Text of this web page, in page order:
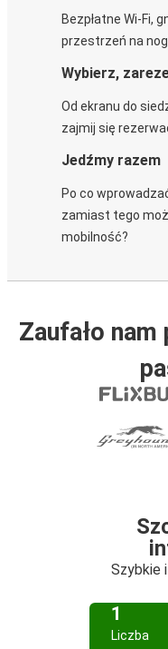
Bezpłatne Wi-Fi,
przestrzeń na
Wybierz,
Od ekranu do
zajmij się
Jedźmy razem
Po co
zamiast tego
mobilność?
Zaufało
Szybkie
1
Liczba